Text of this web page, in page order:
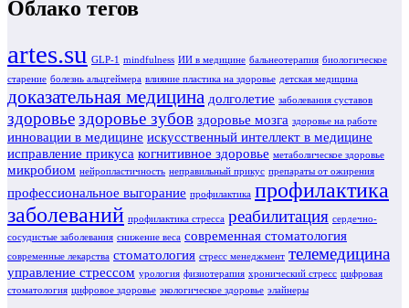
Облако тегов
artes.su GLP-1 mindfulness ИИ в медицине бальнеотерапия биологическое
старение болезнь альцгеймера влияние пластика на здоровье детская медицина
доказательная медицина долголетие заболевания суставов
здоровье здоровье зубов здоровье мозга здоровье на работе
инновации в медицине искусственный интеллект в медицине
исправление прикуса когнитивное здоровье метаболическое здоровье
микробиом нейропластичность неправильный прикус препараты от ожирения
профессиональное выгорание профилактика профилактика
заболеваний профилактика стресса реабилитация сердечно-
сосудистые заболевания снижение веса современная стоматология
современные лекарства стоматология стресс менеджмент телемедицина
управление стрессом урология физиотерапия хронический стресс цифровая
стоматология цифровое здоровье экологическое здоровье элайнеры